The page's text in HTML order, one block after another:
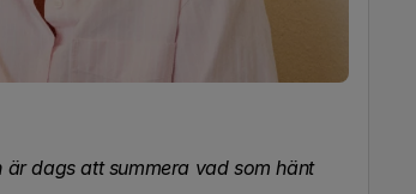
dags att summera vad som hänt